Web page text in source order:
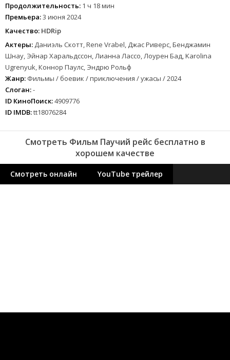
Продолжительность: 1 ч 18 мин
Премьера:3 июня 2024
Качество: HDRip
Актеры: Даниэль Скотт, Rene Vrabel, Джас Риверс, Бенджамин
Шнау, Эйнар Харальдссон, Лианна Лассо, Лоурен Бад, Karolina
Ugrenyuk, Коннор Паулс, Эндрю Рольф
Жанр: Фильмы / боевик / приключения / ужасы / 2024
Слоган:-
ID КиноПоиск:4909776
ID IMDB:tt18076284
Смотреть Фильм Паучий рейс бесплатно в
хорошем качестве
Смотреть онлайн YouTube трейлер